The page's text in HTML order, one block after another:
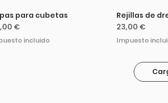
para cubetas
€
incluido
Rejillas de
Precio
23,00 €
Impuesto